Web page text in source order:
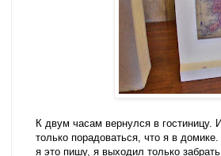
К двум часам вернулся в гостиницу.
только порадоваться, что я в
я это пишу, я выходил только